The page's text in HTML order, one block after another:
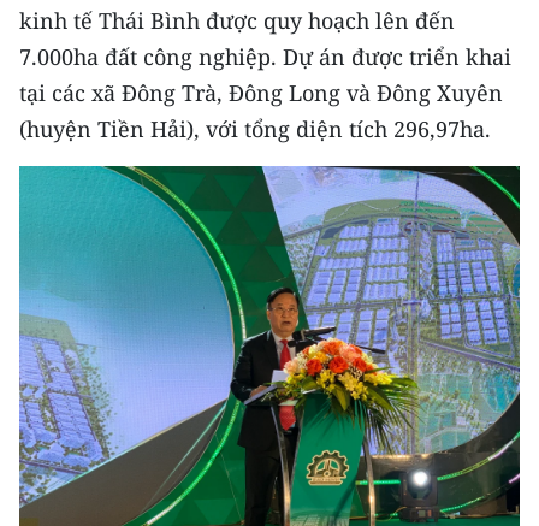
CHUYÊN ĐỀ
CÁC CHUYÊN TRANG
VỀ BÁO NHÂN DÂN
THỜI NAY
NHÂN DÂN CUỐI TUẦN
NHÂN DÂN HẰNG THÁNG
MUA BÁO
ĐỌC BÁO IN
kinh tế Thái Bình được quy hoạch lên đến
7.000ha đất công nghiệp. Dự án được triển khai
tại các xã Đông Trà, Đông Long và Đông Xuyên
(huyện Tiền Hải), với tổng diện tích 296,97ha.